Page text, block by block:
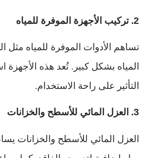
2. تركيب الأجهزة الموفرة للمياه
تساهم الأدوات الموفرة للمياه مثل
المياه بشكل كبير. تُعد هذه
التأثير على راحة الاستخدام.
3. العزل المائي للأسطح والخزانات
العزل المائي للأسطح والخزانات